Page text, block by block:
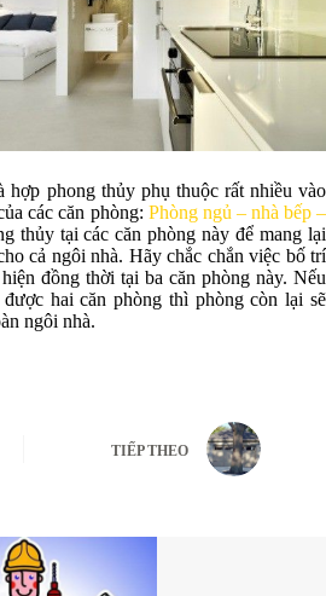
hợp phong thủy phụ thuộc rất nhiều vào
các căn phòng: Phòng ngủ – nhà bếp –
thủy tại các căn phòng này để mang lại
cả ngôi nhà. Hãy chắc chắn việc bố trí
đồng thời tại ba căn phòng này. Nếu
hai căn phòng thì phòng còn lại sẽ
ngôi nhà.
TIẾP THEO